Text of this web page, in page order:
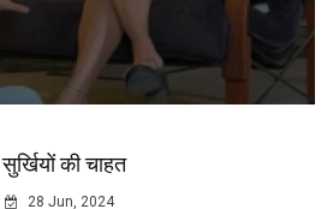
सुर्खियों की चाहत
28 Jun, 2024